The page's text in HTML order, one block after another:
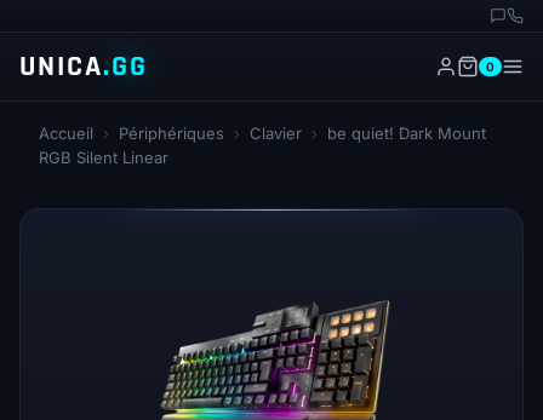
UNICA.GG 0
Accueil › Périphériques › Clavier ›
be quiet! Dark Mount
RGB Silent Linear